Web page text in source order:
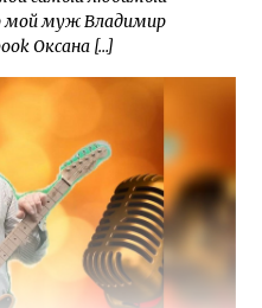
мой муж Владимир
Оксана […]